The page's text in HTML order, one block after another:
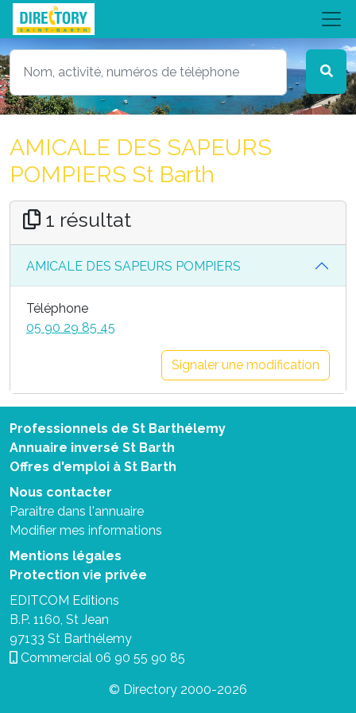
AMICALE DES SAPEURS
POMPIERS St Barth
1 résultat
AMICALE DES SAPEURS POMPIERS
Téléphone
05 90 29 85 45
Signaler une modification
Professionnels de St Barthélemy
Annuaire inversé St Barth
Offres d'emploi à St Barth
Nous contacter
Paraitre dans l'annuaire
Modifier mes informations
Mentions légales
Protection vie privée
EDITCOM Editions
B.P. 1160, St Jean
97133 St Barthélemy
Commercial 06 90 55 90 85
© Directory 2000-2026